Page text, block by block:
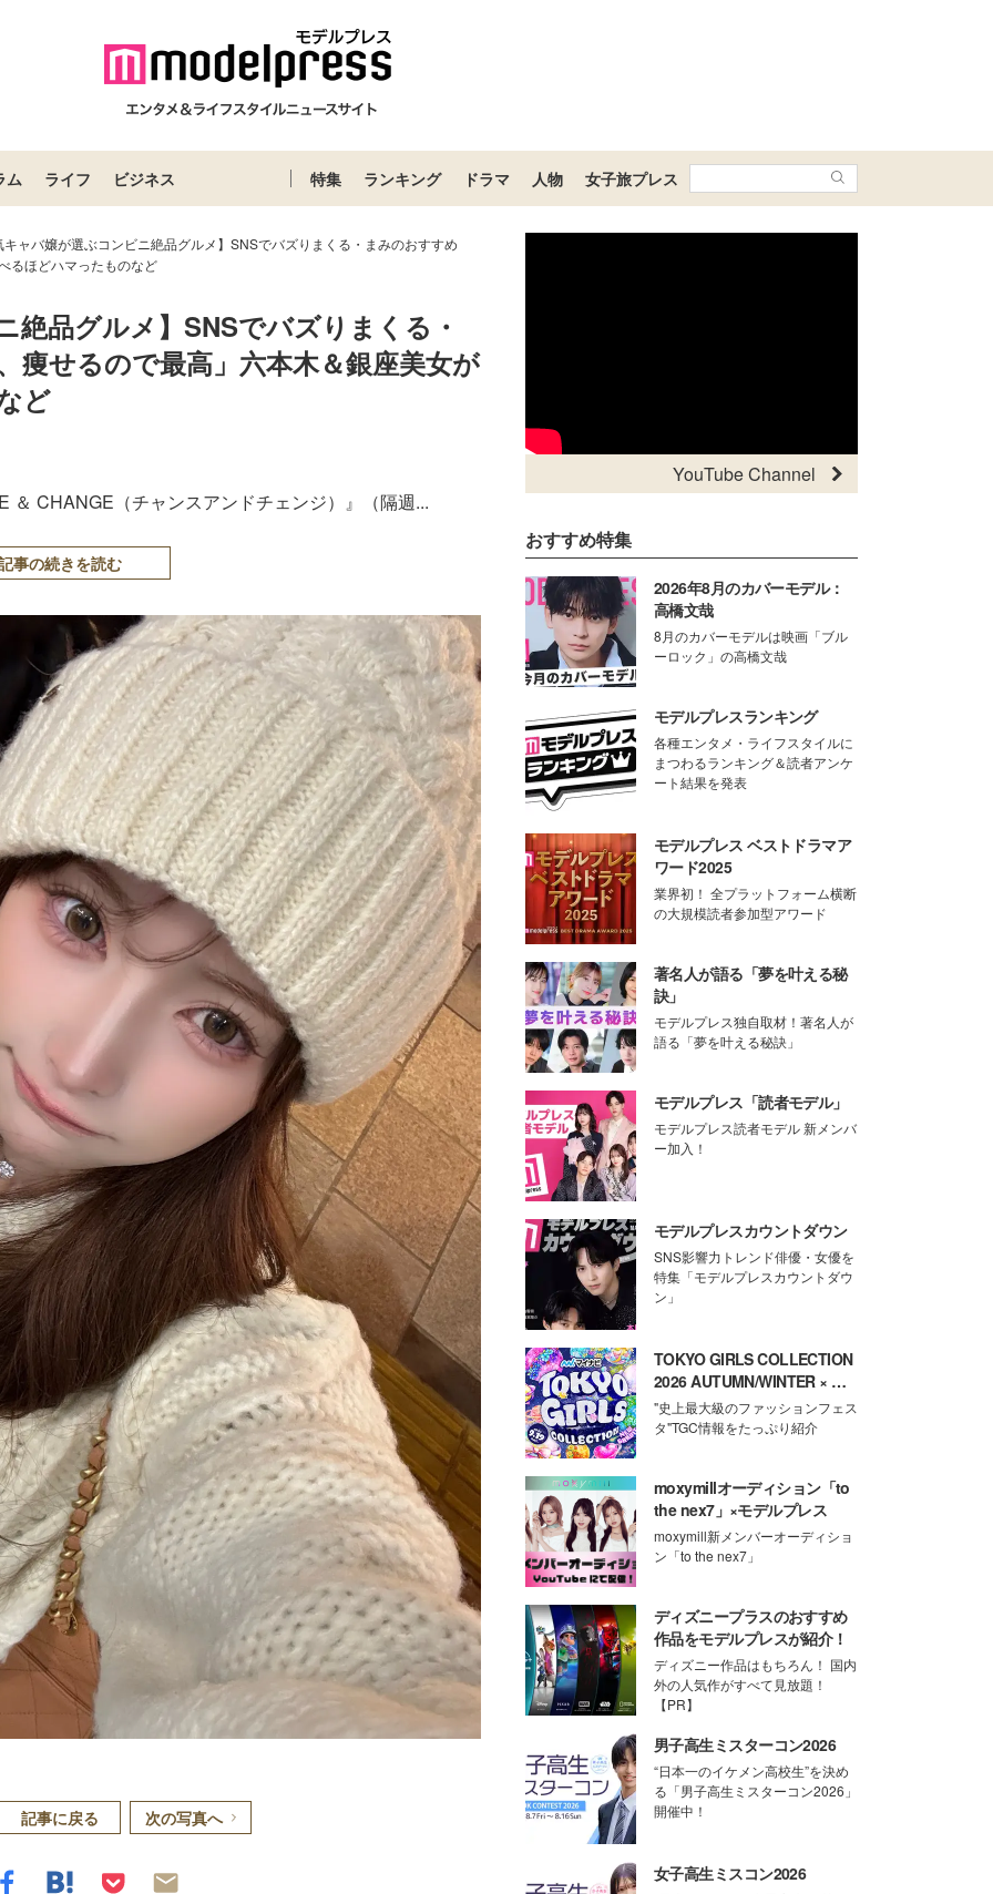
ム ライフ ビジネス 特集 ランキング ドラマ 人物 女子旅プレス
キャバ嬢が選ぶコンビニ絶品グルメ】SNSでバズりまくる・まみのおすすめ
るほどハマったものなど
絶品グルメ】SNSでバズりまくる・
痩せるので最高」六本木＆銀座美女が
ど
CHANGE（チャンスアンドチェンジ）』（隔週...
事の続きを読む
記事に戻る 次の写真へ
YouTube Channel
おすすめ特集
2026年8月のカバーモデル：
高橋文哉
8月のカバーモデルは映画「ブル
ーロック」の高橋文哉
モデルプレスランキング
各種エンタメ・ライフスタイルに
まつわるランキング＆読者アンケ
ート結果を発表
モデルプレス ベストドラマア
ワード2025
業界初！ 全プラットフォーム横断
の大規模読者参加型アワード
著名人が語る「夢を叶える秘
訣」
モデルプレス独自取材！著名人が
語る「夢を叶える秘訣」
モデルプレス「読者モデル」
モデルプレス読者モデル 新メンバ
ー加入！
モデルプレスカウントダウン
SNS影響力トレンド俳優・女優を
特集「モデルプレスカウントダウ
ン」
TOKYO GIRLS COLLECTION
2026 AUTUMN/WINTER × モ
デルプレス
"史上最大級のファッションフェス
タ"TGC情報をたっぷり紹介
moxymillオーディション「to
the nex7」×モデルプレス
moxymill新メンバーオーディショ
ン「to the nex7」
ディズニープラスのおすすめ
作品をモデルプレスが紹介！
ディズニー作品はもちろん！ 国内
外の人気作がすべて見放題！
【PR】
男子高生ミスターコン2026
“日本一のイケメン高校生”を決め
る「男子高生ミスターコン2026」
開催中！
女子高生ミスコン2026